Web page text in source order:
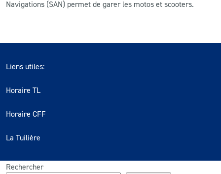
Navigations (SAN) permet de garer les motos et scooters.
Liens utiles:
Horaire TL
Horaire CFF
La Tuilière
Rechercher